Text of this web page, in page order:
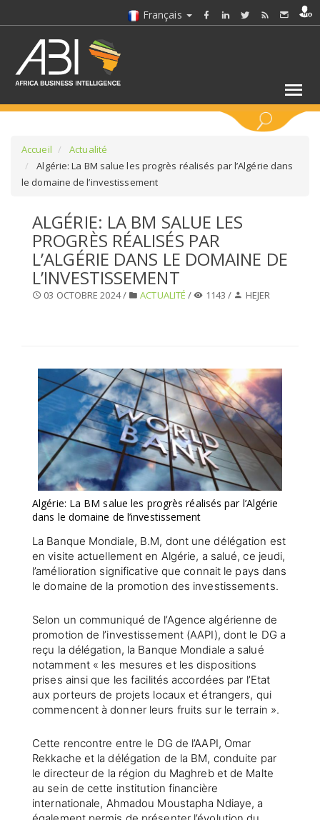
Français
SÉLECTIONNEZ UN DOSSIER
SELECTIONNEZ UNE SECTION
Accueil
Actualité
Algérie: La BM salue les progrès réalisés par l’Algérie dans
le domaine de l’investissement
ALGÉRIE: LA BM SALUE LES
PROGRÈS RÉALISÉS PAR
L’ALGÉRIE DANS LE DOMAINE DE
L’INVESTISSEMENT
03 OCTOBRE 2024 / ACTUALITÉ / 1143 / HEJER
Algérie: La BM salue les progrès réalisés par l’Algérie
dans le domaine de l’investissement
La Banque Mondiale, B.M, dont une délégation est
en visite actuellement en Algérie, a salué, ce jeudi,
l’amélioration significative que connait le pays dans
le domaine de la promotion des investissements.
Selon un communiqué de l’Agence algérienne de
promotion de l’investissement (AAPI), dont le DG a
reçu la délégation, la Banque Mondiale a salué
notamment « les mesures et les dispositions
prises ainsi que les facilités accordées par l’Etat
aux porteurs de projets locaux et étrangers, qui
commencent à donner leurs fruits sur le terrain ».
Cette rencontre entre le DG de l’AAPI, Omar
Rekkache et la délégation de la BM, conduite par
le directeur de la région du Maghreb et de Malte
au sein de cette institution financière
internationale, Ahmadou Moustapha Ndiaye, a